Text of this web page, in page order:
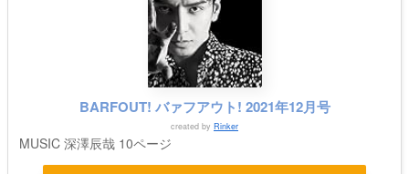
BARFOUT! バァフアウト! 2021年12月号
created by Rinker
MUSIC 深澤辰哉 10ページ